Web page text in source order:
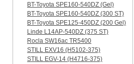
BT-Toyota SPE160-540DZ (Gel)
BT-Toyota SPE160-540DZ (300 ST)
BT-Toyota SPE125-450DZ (200 Gel)
Linde L14AP-540DZ (375 ST)
Rocla SW16ac TR5400
STILL EXV16 (H5102-375)
STILL EGV-14 (H4716-375)